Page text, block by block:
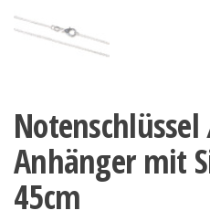
Anhänger mit
45cm